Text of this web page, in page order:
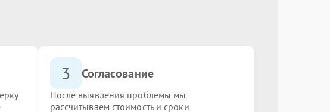
3 Согласование
После выявления проблемы мы
рассчитываем стоимость и сроки